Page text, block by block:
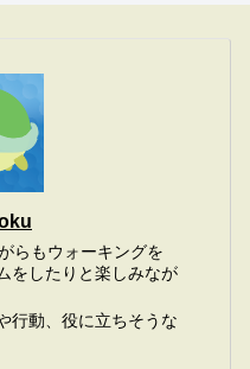
らもウォーキングを
をしたりと楽しみなが
行動、役に立ちそうな